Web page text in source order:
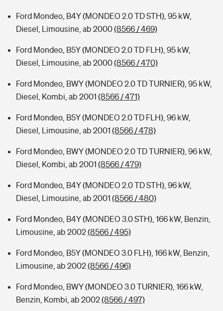
Ford Mondeo, B4Y (MONDEO 2.0 TD STH), 95 kW,
Diesel, Limousine, ab 2000(8566 / 469)
Ford Mondeo, B5Y (MONDEO 2.0 TD FLH), 95 kW,
Diesel, Limousine, ab 2000(8566 / 470)
Ford Mondeo, BWY (MONDEO 2.0 TD TURNIER), 95 kW,
Diesel, Kombi, ab 2001 (8566 / 471)
Ford Mondeo, B5Y (MONDEO 2.0 TD FLH), 96 kW,
Diesel, Limousine, ab 2001 (8566 / 478)
Ford Mondeo, BWY (MONDEO 2.0 TD TURNIER), 96 kW,
Diesel, Kombi, ab 2001 (8566 / 479)
Ford Mondeo, B4Y (MONDEO 2.0 TD STH), 96 kW,
Diesel, Limousine, ab 2001 (8566 / 480)
Ford Mondeo, B4Y (MONDEO 3.0 STH), 166 kW, Benzin,
Limousine, ab 2002(8566 / 495)
Ford Mondeo, B5Y (MONDEO 3.0 FLH), 166 kW, Benzin,
Limousine, ab 2002(8566 / 496)
Ford Mondeo, BWY (MONDEO 3.0 TURNIER), 166 kW,
Benzin, Kombi, ab 2002(8566 / 497)